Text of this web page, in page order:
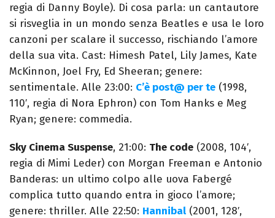
regia di Danny Boyle). Di cosa parla: un cantautore
si risveglia in un mondo senza Beatles e usa le loro
canzoni per scalare il successo, rischiando l’amore
della sua vita. Cast: Himesh Patel, Lily James, Kate
McKinnon, Joel Fry, Ed Sheeran; genere:
sentimentale. Alle 23:00: C’è post@ per te (1998,
110′, regia di Nora Ephron) con Tom Hanks e Meg
Ryan; genere: commedia.
Sky Cinema Suspense, 21:00: The code (2008, 104′,
regia di Mimi Leder) con Morgan Freeman e Antonio
Banderas: un ultimo colpo alle uova Fabergé
complica tutto quando entra in gioco l’amore;
genere: thriller. Alle 22:50: Hannibal (2001, 128′,